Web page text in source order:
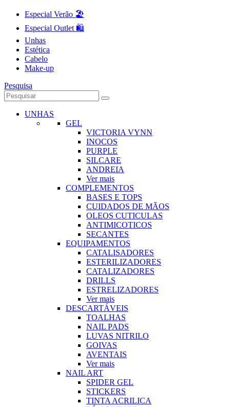
Especial Verão 🏖️
Especial Outlet 🛍️
Unhas
Estética
Cabelo
Make-up
Pesquisa
UNHAS
GEL
VICTORIA VYNN
INOCOS
PURPLE
SILCARE
ANDREIA
Ver mais
COMPLEMENTOS
BASES E TOPS
CUIDADOS DE MÃOS
OLEOS CUTICULAS
ANTIMICOTICOS
SECANTES
EQUIPAMENTOS
CATALISADORES
ESTERILIZADORES
CATALIZADORES
DRILLS
ESTRELIZADORES
Ver mais
DESCARTÁVEIS
TOALHAS
NAIL PADS
LUVAS NITRILO
GOIVAS
AVENTAIS
Ver mais
NAIL ART
SPIDER GEL
STICKERS
TINTA ACRILICA